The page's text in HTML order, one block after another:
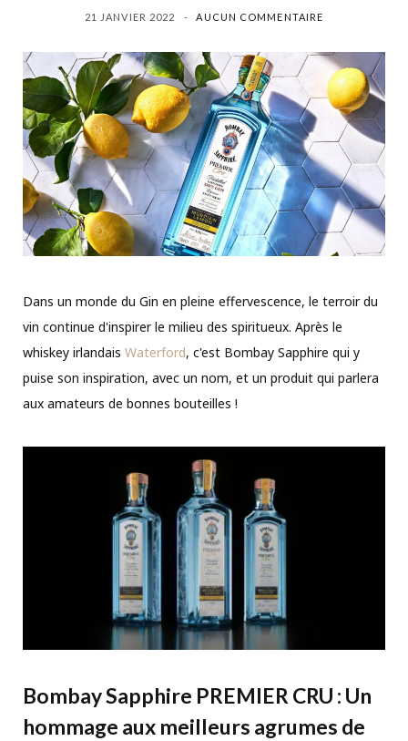
21 JANVIER 2022 AUCUN COMMENTAIRE
Dans un monde du Gin en pleine effervescence, le terroir du
vin continue d'inspirer le milieu des spiritueux. Après le
whiskey irlandais Waterford, c'est Bombay Sapphire qui y
puise son inspiration, avec un nom, et un produit qui parlera
aux amateurs de bonnes bouteilles !
Bombay Sapphire PREMIER CRU : Un
hommage aux meilleurs agrumes de